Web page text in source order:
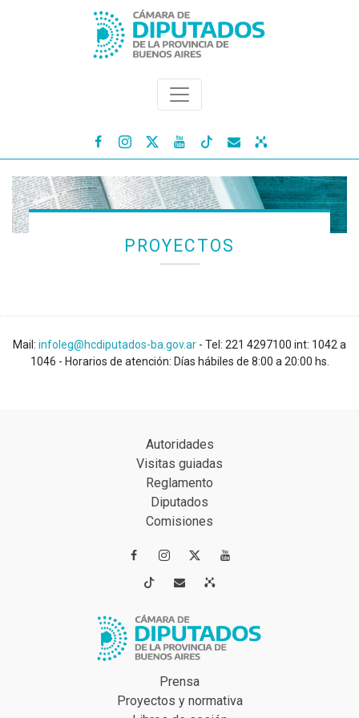
   
PROYECTOS
Mail: infoleg@hcdiputados-ba.gov.ar - Tel: 221 4297100 int: 1042 a
1046 - Horarios de atención: Días hábiles de 8:00 a 20:00 hs.
Autoridades
Visitas guiadas
Reglamento
Diputados
Comisiones
 
 
Prensa
Proyectos y normativa